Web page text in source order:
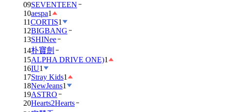
09SEVENTEEN
10aespa1
11CORTIS1
12BIGBANG
13SHINee
14朴寶劍
15ALPHA DRIVE ONE)1
16IU1
17Stray Kids1
18NewJeans1
19ASTRO
20Hearts2Hearts